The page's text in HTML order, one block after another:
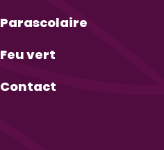
Parascolaire
Feu vert
Contact